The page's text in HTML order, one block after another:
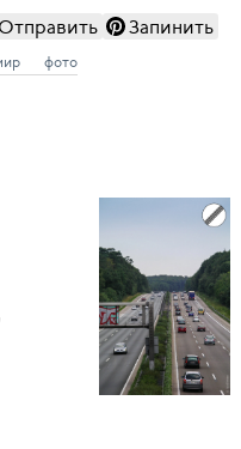
Отправить Запинить
фото